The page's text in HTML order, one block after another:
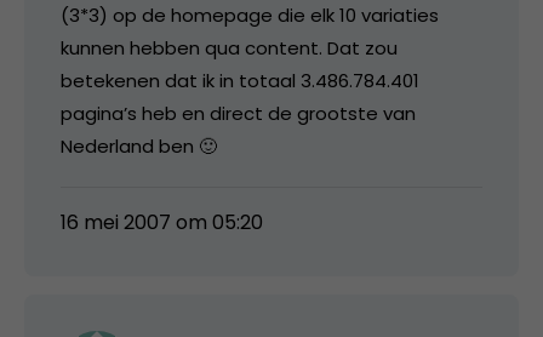
(3*3) op de homepage die elk 10 variaties
kunnen hebben qua content. Dat zou
betekenen dat ik in totaal 3.486.784.401
pagina’s heb en direct de grootste van
Nederland ben 🙂
16 mei 2007 om 05:20